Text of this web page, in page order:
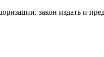
закон издать и